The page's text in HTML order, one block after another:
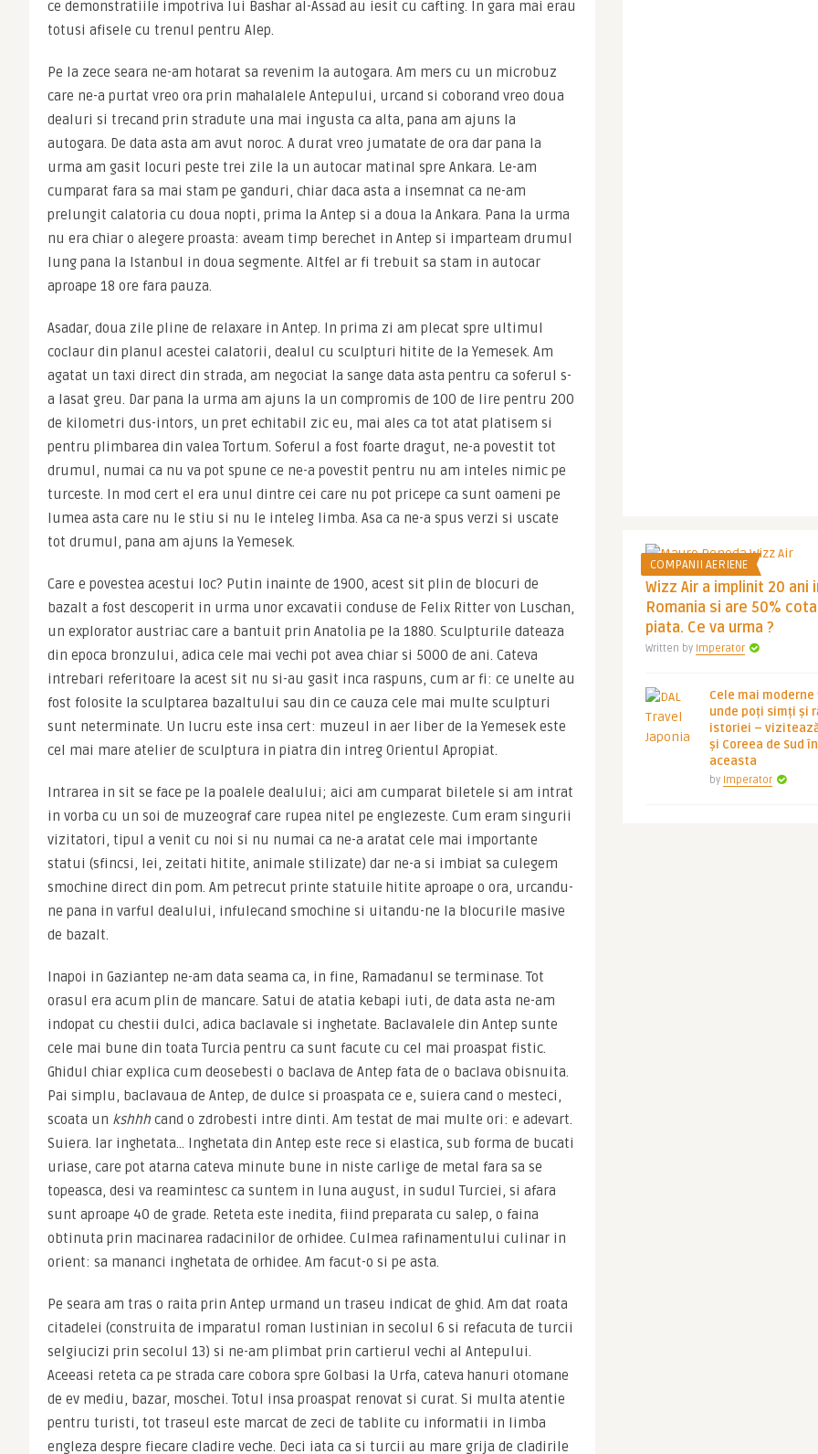
ce demonstratiile impotriva lui Bashar al-Assad au iesit cu cafting. In gara mai erau
totusi afisele cu trenul pentru Alep.
Pe la zece seara ne-am hotarat sa revenim la autogara. Am mers cu un microbuz
care ne-a purtat vreo ora prin mahalalele Antepului, urcand si coborand vreo doua
dealuri si trecand prin stradute una mai ingusta ca alta, pana am ajuns la
autogara. De data asta am avut noroc. A durat vreo jumatate de ora dar pana la
urma am gasit locuri peste trei zile la un autocar matinal spre Ankara. Le-am
cumparat fara sa mai stam pe ganduri, chiar daca asta a insemnat ca ne-am
prelungit calatoria cu doua nopti, prima la Antep si a doua la Ankara. Pana la urma
nu era chiar o alegere proasta: aveam timp berechet in Antep si imparteam drumul
lung pana la Istanbul in doua segmente. Altfel ar fi trebuit sa stam in autocar
aproape 18 ore fara pauza.
Asadar, doua zile pline de relaxare in Antep. In prima zi am plecat spre ultimul
coclaur din planul acestei calatorii, dealul cu sculpturi hitite de la Yemesek. Am
agatat un taxi direct din strada, am negociat la sange data asta pentru ca soferul s-
a lasat greu. Dar pana la urma am ajuns la un compromis de 100 de lire pentru 200
de kilometri dus-intors, un pret echitabil zic eu, mai ales ca tot atat platisem si
pentru plimbarea din valea Tortum. Soferul a fost foarte dragut, ne-a povestit tot
drumul, numai ca nu va pot spune ce ne-a povestit pentru nu am inteles nimic pe
turceste. In mod cert el era unul dintre cei care nu pot pricepe ca sunt oameni pe
lumea asta care nu le stiu si nu le inteleg limba. Asa ca ne-a spus verzi si uscate
tot drumul, pana am ajuns la Yemesek.
Care e povestea acestui loc? Putin inainte de 1900, acest sit plin de blocuri de
bazalt a fost descoperit in urma unor excavatii conduse de Felix Ritter von Luschan,
un explorator austriac care a bantuit prin Anatolia pe la 1880. Sculpturile dateaza
din epoca bronzului, adica cele mai vechi pot avea chiar si 5000 de ani. Cateva
intrebari referitoare la acest sit nu si-au gasit inca raspuns, cum ar fi: ce unelte au
fost folosite la sculptarea bazaltului sau din ce cauza cele mai multe sculpturi
sunt neterminate. Un lucru este insa cert: muzeul in aer liber de la Yemesek este
cel mai mare atelier de sculptura in piatra din intreg Orientul Apropiat.
Intrarea in sit se face pe la poalele dealului; aici am cumparat biletele si am intrat
in vorba cu un soi de muzeograf care rupea nitel pe englezeste. Cum eram singurii
vizitatori, tipul a venit cu noi si nu numai ca ne-a aratat cele mai importante
statui (sfincsi, lei, zeitati hitite, animale stilizate) dar ne-a si imbiat sa culegem
smochine direct din pom. Am petrecut printe statuile hitite aproape o ora, urcandu-
ne pana in varful dealului, infulecand smochine si uitandu-ne la blocurile masive
de bazalt.
Inapoi in Gaziantep ne-am data seama ca, in fine, Ramadanul se terminase. Tot
orasul era acum plin de mancare. Satui de atatia kebapi iuti, de data asta ne-am
indopat cu chestii dulci, adica baclavale si inghetate. Baclavalele din Antep sunte
cele mai bune din toata Turcia pentru ca sunt facute cu cel mai proaspat fistic.
Ghidul chiar explica cum deosebesti o baclava de Antep fata de o baclava obisnuita.
Pai simplu, baclavaua de Antep, de dulce si proaspata ce e, suiera cand o mesteci,
scoata un kshhh cand o zdrobesti intre dinti. Am testat de mai multe ori: e adevart.
Suiera. Iar inghetata… Inghetata din Antep este rece si elastica, sub forma de bucati
uriase, care pot atarna cateva minute bune in niste carlige de metal fara sa se
topeasca, desi va reamintesc ca suntem in luna august, in sudul Turciei, si afara
sunt aproape 40 de grade. Reteta este inedita, fiind preparata cu salep, o faina
obtinuta prin macinarea radacinilor de orhidee. Culmea rafinamentului culinar in
orient: sa mananci inghetata de orhidee. Am facut-o si pe asta.
Pe seara am tras o raita prin Antep urmand un traseu indicat de ghid. Am dat roata
citadelei (construita de imparatul roman Iustinian in secolul 6 si refacuta de turcii
selgiucizi prin secolul 13) si ne-am plimbat prin cartierul vechi al Antepului.
Aceeasi reteta ca pe strada care cobora spre Golbasi la Urfa, cateva hanuri otomane
de ev mediu, bazar, moschei. Totul insa proaspat renovat si curat. Si multa atentie
pentru turisti, tot traseul este marcat de zeci de tablite cu informatii in limba
engleza despre fiecare cladire veche. Deci iata ca si turcii au mare grija de cladirile
COMPANII AERIENE
Wizz Air a implinit 20 ani
Romania si are 50%
piata. Ce va urma ?
Written by Imperator
Cele mai
unde poți simți și
istoriei –
și Coreea de Sud
aceasta
by Imperator